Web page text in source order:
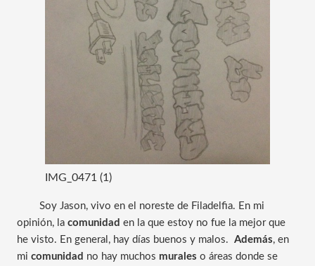
IMG_0471 (1)
Soy Jason, vivo en el noreste de Filadelfia. En mi
opinión, la comunidad en la que estoy no fue la mejor que
he visto. En general, hay días buenos y malos. Además, en
mi comunidad no hay muchos murales o áreas donde se